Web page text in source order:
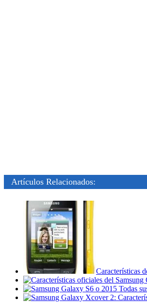
Artículos Relacionados:
Características